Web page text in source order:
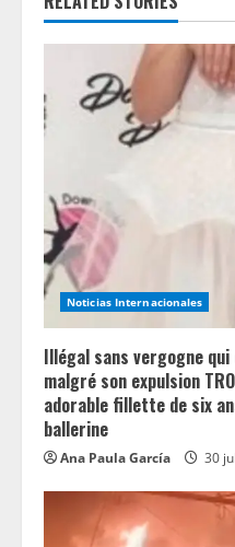
u
R
a
d
i
n
g
Noticias Internacionales
Illégal sans vergogne
malgré son expulsion
adorable fillette de six
ballerine
Ana Paula García 30